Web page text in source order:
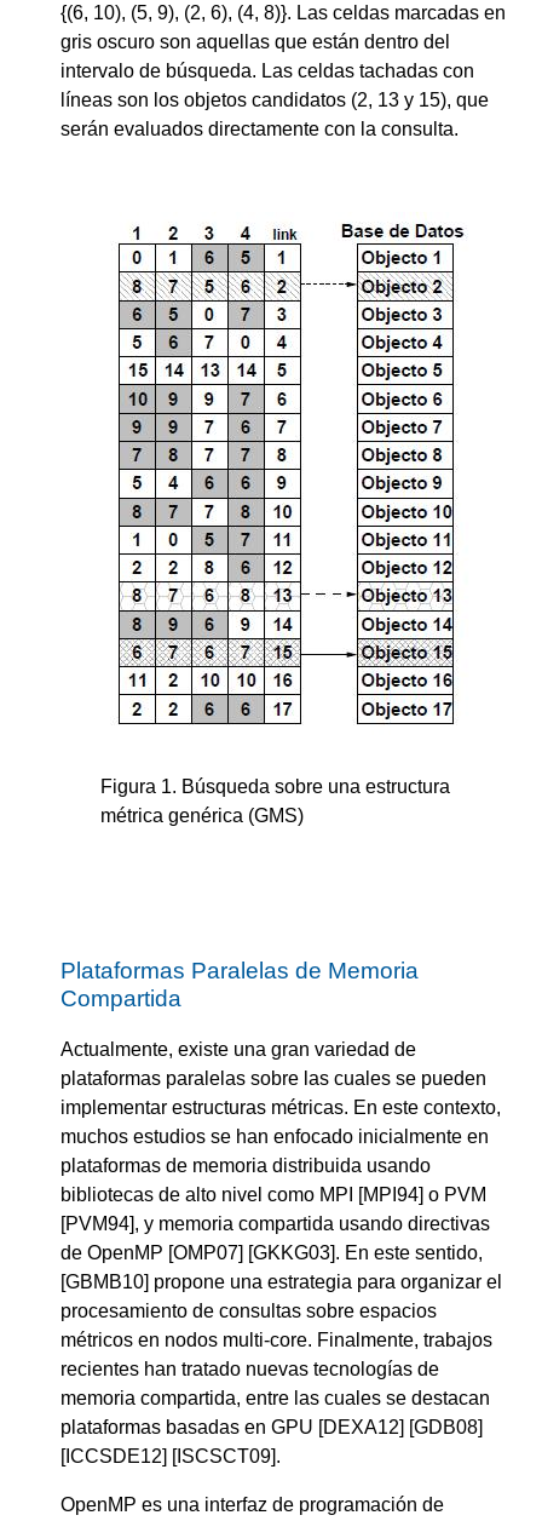
{(6, 10), (5, 9), (2, 6), (4, 8)}. Las celdas marcadas en
gris oscuro son aquellas que están dentro del
intervalo de búsqueda. Las celdas tachadas con
líneas son los objetos candidatos (2, 13 y 15), que
serán evaluados directamente con la consulta.
Figura 1. Búsqueda sobre una estructura
métrica genérica (GMS)
Plataformas Paralelas de Memoria
Compartida
Actualmente, existe una gran variedad de
plataformas paralelas sobre las cuales se pueden
implementar estructuras métricas. En este contexto,
muchos estudios se han enfocado inicialmente en
plataformas de memoria distribuida usando
bibliotecas de alto nivel como MPI [MPI94] o PVM
[PVM94], y memoria compartida usando directivas
de OpenMP [OMP07] [GKKG03]. En este sentido,
[GBMB10] propone una estrategia para organizar el
procesamiento de consultas sobre espacios
métricos en nodos multi-core. Finalmente, trabajos
recientes han tratado nuevas tecnologías de
memoria compartida, entre las cuales se destacan
plataformas basadas en GPU [DEXA12] [GDB08]
[ICCSDE12] [ISCSCT09].
OpenMP es una interfaz de programación de